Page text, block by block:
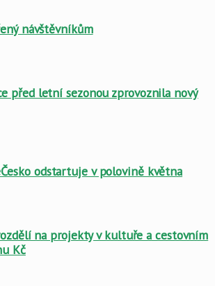
návštěvníkům
před letní sezonou zprovoznila nový
odstartuje v polovině května
na projekty v kultuře a cestovním
Kč